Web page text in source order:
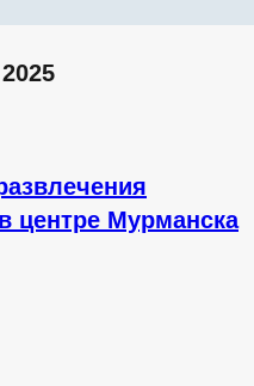
центре Мурманска